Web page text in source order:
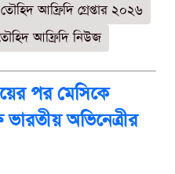
তৌহিদ আফ্রিদি গ্রেপ্তার ২০২৬
আফ্রিদি নিউজ
পর মেসিকে
ভারতীয় অভিনেত্রীর